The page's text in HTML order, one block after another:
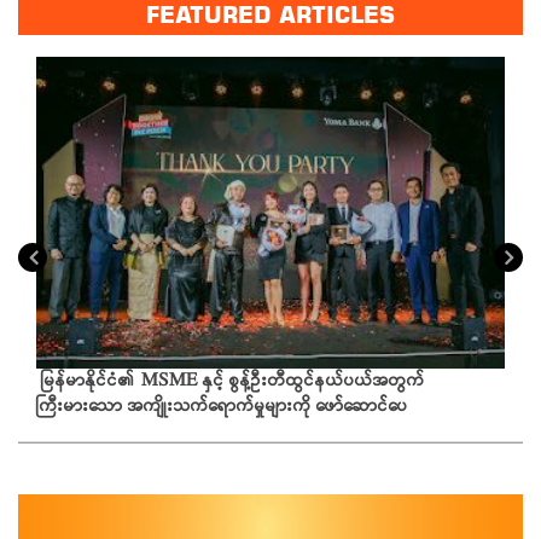
FEATURED ARTICLES
မြန်မာနိုင်ငံ၏ MSME နှင့် စွန့်ဦးတီထွင်နယ်ပယ်အတွက်
ကြီးမားသော အကျိုးသက်ရောက်မှုများကို ဖော်ဆောင်ပေ